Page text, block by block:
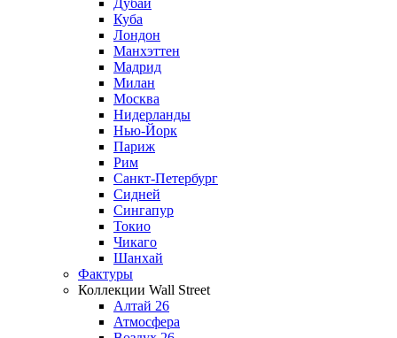
Дубай
Куба
Лондон
Манхэттен
Мадрид
Милан
Москва
Нидерланды
Нью-Йорк
Париж
Рим
Санкт-Петербург
Сидней
Сингапур
Токио
Чикаго
Шанхай
Фактуры
Коллекции Wall Street
Алтай 26
Атмосфера